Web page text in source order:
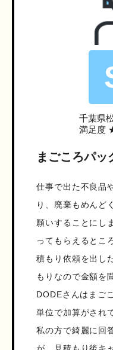
千葉県
満足
まごころパッ
仕事で出た不良品
り、廃棄もめんど
願いすることにし
ってもらえるとこ
積もり依頼を出し
もりなので金額を
DODEさんはまご
単位で加算がされ
私の方で綺麗に回